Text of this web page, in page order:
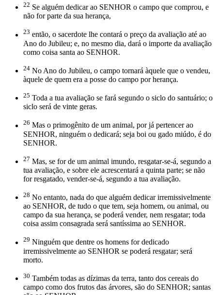
22 Se alguém dedicar ao SENHOR o campo que comprou, e
não for parte da sua herança,
23 então, o sacerdote lhe contará o preço da avaliação até ao
Ano do Jubileu; e, no mesmo dia, dará o importe da avaliação
como coisa santa ao SENHOR.
24 No Ano do Jubileu, o campo tornará àquele que o vendeu,
àquele de quem era a posse do campo por herança.
25 Toda a tua avaliação se fará segundo o siclo do santuário; o
siclo será de vinte geras.
26 Mas o primogênito de um animal, por já pertencer ao
SENHOR, ninguém o dedicará; seja boi ou gado miúdo, é do
SENHOR.
27 Mas, se for de um animal imundo, resgatar-se-á, segundo a
tua avaliação, e sobre ele acrescentará a quinta parte; se não
for resgatado, vender-se-á, segundo a tua avaliação.
28 No entanto, nada do que alguém dedicar irremissivelmente
ao SENHOR, de tudo o que tem, seja homem, ou animal, ou
campo da sua herança, se poderá vender, nem resgatar; toda
coisa assim consagrada será santíssima ao SENHOR.
29 Ninguém que dentre os homens for dedicado
irremissivelmente ao SENHOR se poderá resgatar; será
morto.
30 Também todas as dízimas da terra, tanto dos cereais do
campo como dos frutos das árvores, são do SENHOR; santas